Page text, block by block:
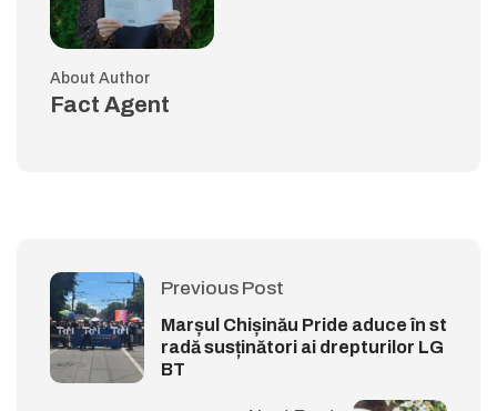
About Author
Fact Agent
Previous Post
Marșul Chișinău Pride aduce în st
radă susținători ai drepturilor LG
BT